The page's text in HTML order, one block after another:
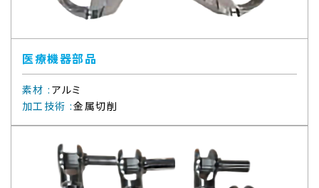
医療機器部品
素材 : アルミ
加工技術 :金属切削